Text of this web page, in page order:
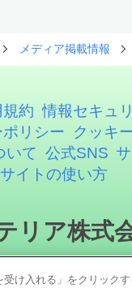
メディア掲載情報
約 情報セキュ
リシー
クッキ
いて 公式SNS
サイトの使い方
リア株式
受け入れる」をクリック